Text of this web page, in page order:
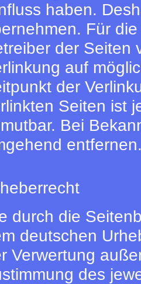
haben.
Für
der Seiten
auf
der
Seiten ist
Bei
entfernen.
durch die
deutschen
Verwertung
des